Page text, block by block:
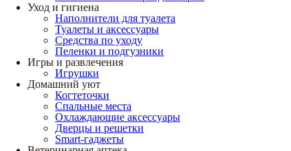
Уход и гигиена
Наполнители для туалета
Туалеты и аксессуары
Средства по уходу
Пеленки и подгузники
Игры и развлечения
Игрушки
Домашний уют
Когтеточки
Спальные места
Охлаждающие аксессуары
Дверцы и решетки
Smart-гаджеты